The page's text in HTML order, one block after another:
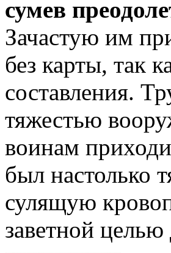
сумев
Зачастую им
без карты, так
составления.
тяжестью
воинам
был настолько
сулящую
заветной